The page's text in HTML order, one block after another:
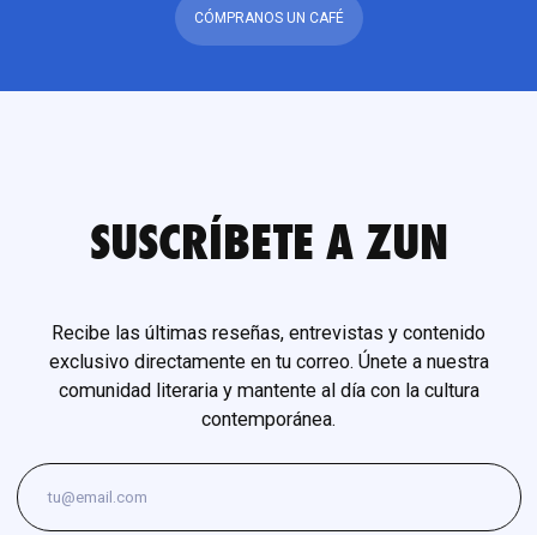
CÓMPRANOS UN CAFÉ
SUSCRÍBETE A ZUN
Recibe las últimas reseñas, entrevistas y contenido
exclusivo directamente en tu correo. Únete a nuestra
comunidad literaria y mantente al día con la cultura
contemporánea.